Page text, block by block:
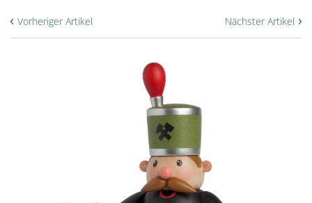
Nächster Artikel ›
‹ Vorheriger Artikel